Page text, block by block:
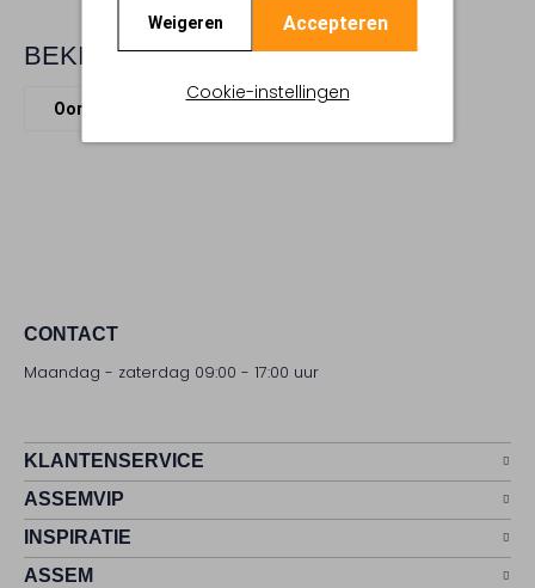
Weigeren Accepteren
Cookie-instellingen
BEKIJK MEER
Oorbellen
CONTACT
Maandag - zaterdag 09:00 - 17:00 uur
KLANTENSERVICE
ASSEMVIP
INSPIRATIE
ASSEM